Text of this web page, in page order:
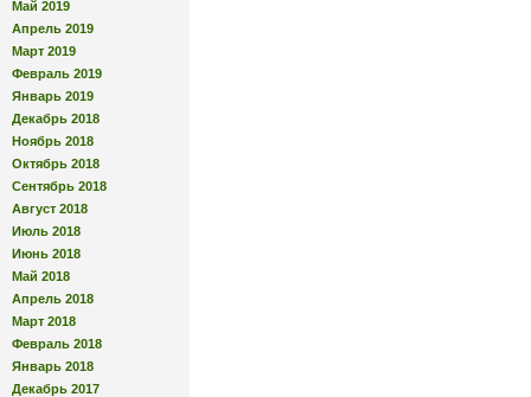
Май 2019
Апрель 2019
Март 2019
Февраль 2019
Январь 2019
Декабрь 2018
Ноябрь 2018
Октябрь 2018
Сентябрь 2018
Август 2018
Июль 2018
Июнь 2018
Май 2018
Апрель 2018
Март 2018
Февраль 2018
Январь 2018
Декабрь 2017